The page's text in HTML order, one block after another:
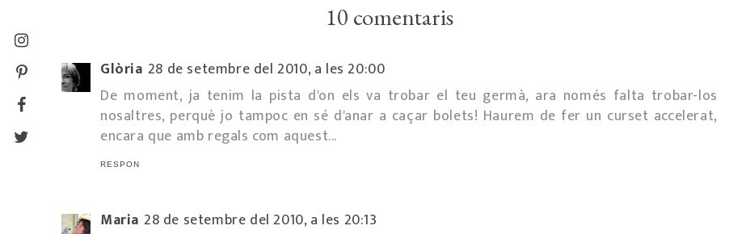
10 comentaris
Glòria 28 de setembre del 2010, a les 20:00
De moment, ja tenim la pista d'on els va trobar el teu germà, ara només falta trobar-los
nosaltres, perquè jo tampoc en sé d'anar a caçar bolets! Haurem de fer un curset accelerat,
encara que amb regals com aquest...
RESPON
Maria 28 de setembre del 2010, a les 20:13